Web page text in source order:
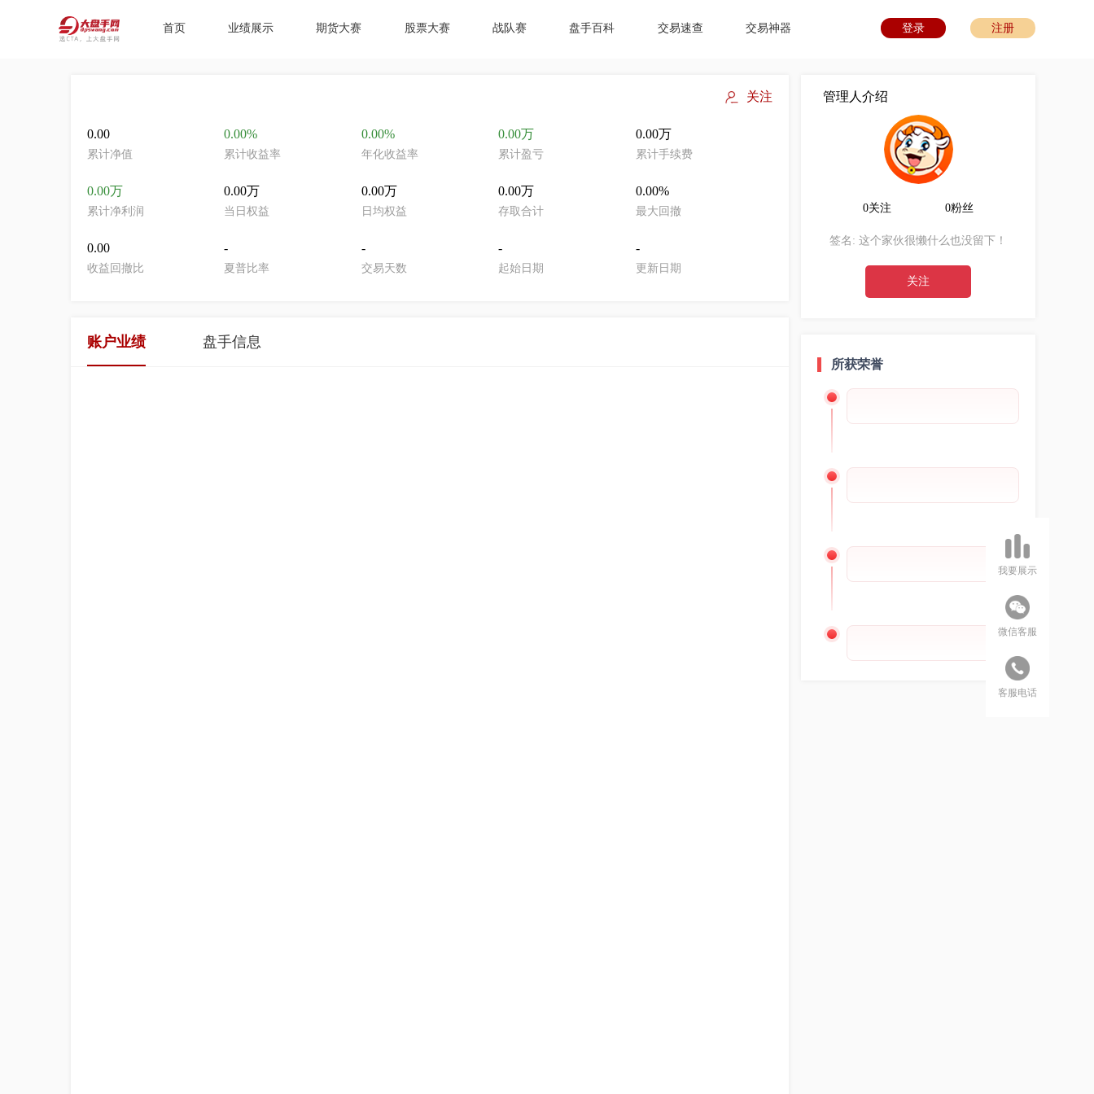
首页 业绩展示 期货大赛 股票大赛 战队赛 盘手百科 交易速查 交易神器 登录 注册
关注
0.00
累计净值
0.00%
累计收益率
0.00%
年化收益率
0.00万
累计盈亏
0.00万
累计手续费
0.00万
累计净利润
0.00万
当日权益
0.00万
日均权益
0.00万
存取合计
0.00%
最大回撤
0.00
收益回撤比
-
夏普比率
-
交易天数
-
起始日期
-
更新日期
账户业绩 盘手信息
管理人介绍
0关注 0粉丝
签名: 这个家伙很懒什么也没留下！
关注
所获荣誉
我要展示
微信客服
客服电话